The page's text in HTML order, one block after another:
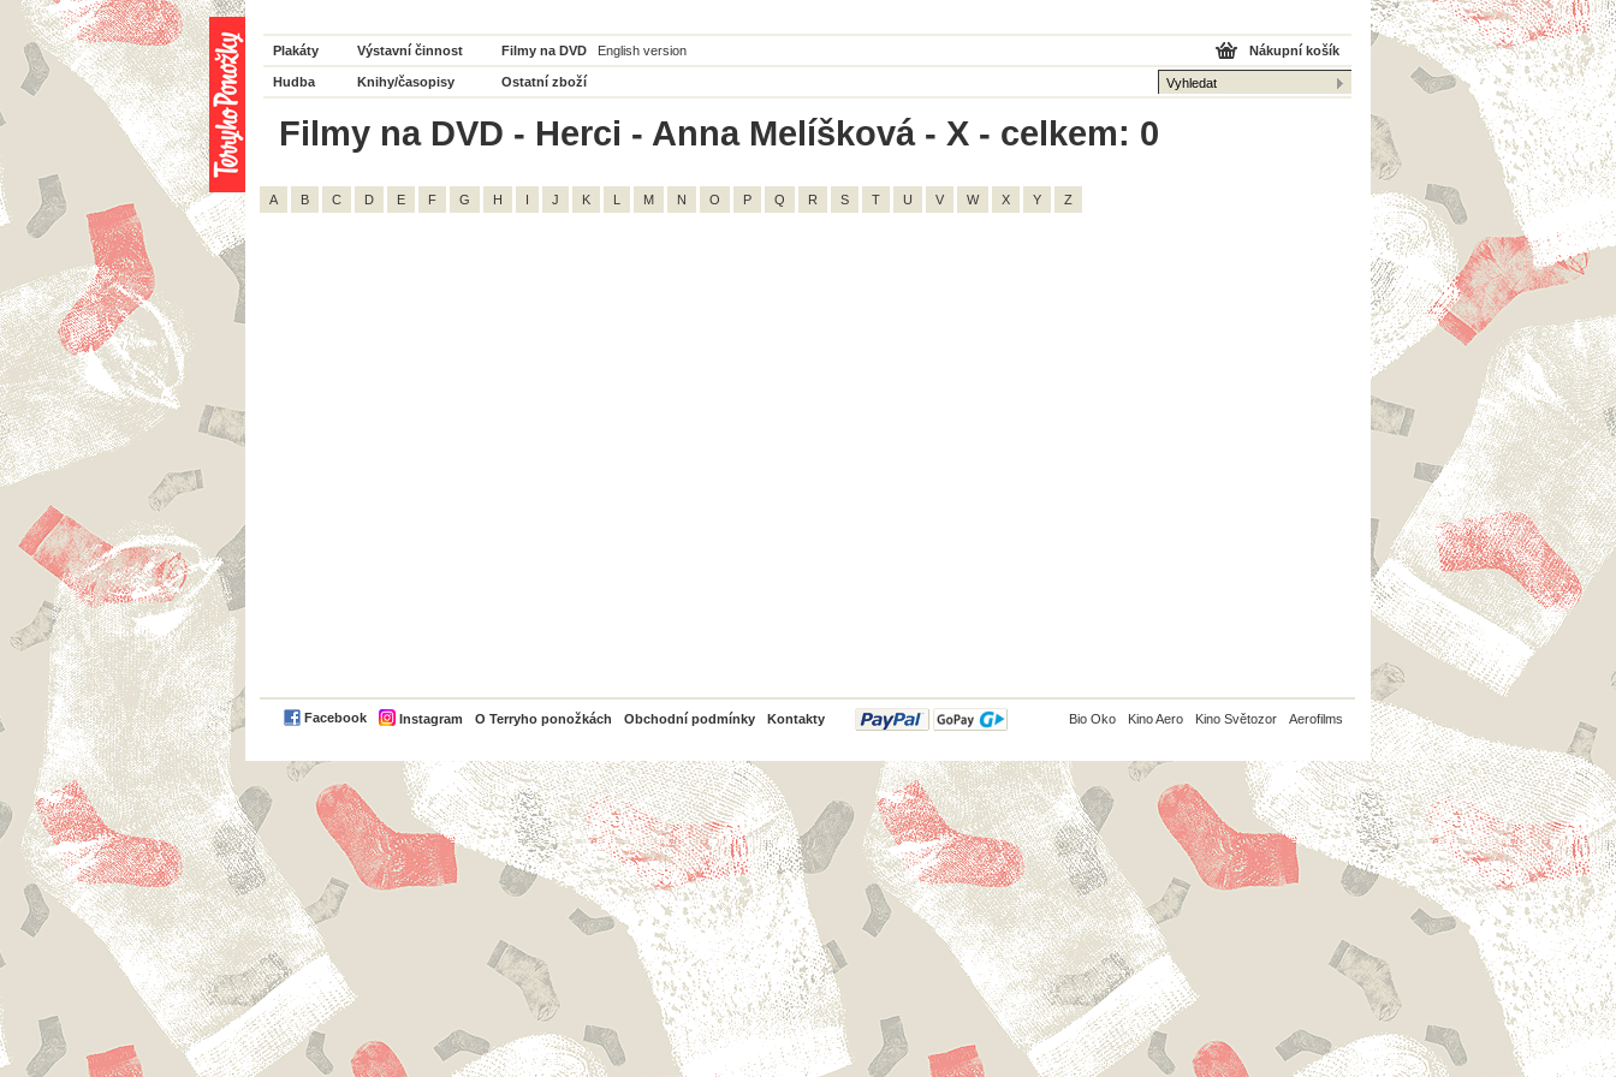
Plakáty Výstavní činnost Filmy na DVD English version
Hudba Knihy/časopisy Ostatní zboží
Nákupní košík
Filmy na DVD - Herci - Anna Melíšková - X - celkem: 0
A B C D E F G H I J K L M N O P Q R S T U V W X Y Z
Facebook Instagram O Terryho ponožkách Obchodní podmínky Kontakty
PayPal Bio Oko Kino Aero Kino Světozor Aerofilms